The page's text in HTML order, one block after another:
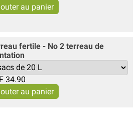
fertile - No 2 terreau de
34.90